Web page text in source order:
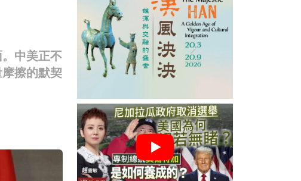
中美正不
擦的默契